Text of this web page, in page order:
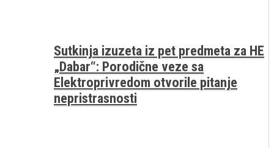
Sutkinja izuzeta iz pet predmeta za HE
„Dabar“: Porodične veze sa
Elektroprivredom otvorile pitanje
nepristrasnosti